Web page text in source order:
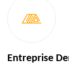
Entreprise